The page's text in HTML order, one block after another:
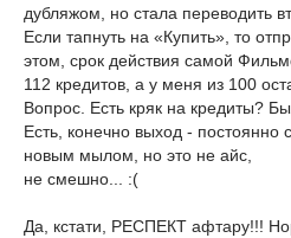
дубляжом, но стала переводить
Если тапнуть на «Купить», то
этом, срок действия самой
112 кредитов, а у меня из 100
Вопрос. Есть кряк на кредиты?
Есть, конечно выход - постоянно
новым мылом, но это не айс,
не смешно... :(
Да, кстати, РЕСПЕКТ афтару!!!